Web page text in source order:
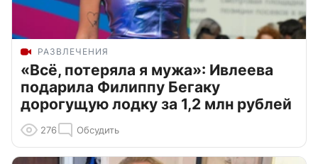
РАЗВЛЕЧЕНИЯ
«Всё, потеряла я мужа»: Ивлеева
подарила Филиппу Бегаку
дорогущую лодку за 1,2 млн рублей
276 Обсудить